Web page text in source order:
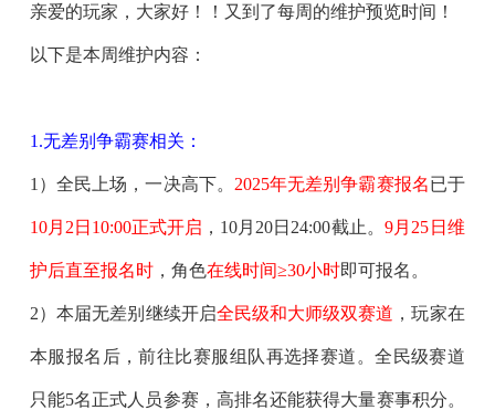
亲爱的玩家，大家好！！又到了每周的维护预览时间！
以下是本周维护内容：
1.无差别争霸赛相关：
1）全民上场，一决高下。 2025年无差别争霸赛报名已于
10月2日10:00正式开启 ，10月20日24:00截止。 9月25日维
护后直至报名时，角色在线时间≥30小时即可报名。
2）本届无差别继续开启全民级和大师级双赛道 ，玩家在
本服报名后，前往比赛服组队再选择赛道。全民级赛道
只能5名正式人员参赛，高排名还能获得大量赛事积分。